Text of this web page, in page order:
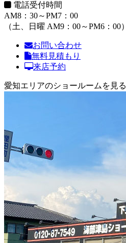
電話受付時間
AM8：30～PM7：00
（土、日曜 AM9：00～PM6：00）
お問い合わせ
無料見積もり
来店予約
愛知エリアのショールームを見る